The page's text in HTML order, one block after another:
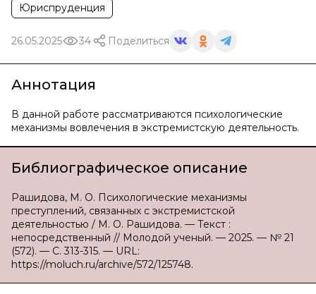
Юриспруденция
26.05.2025 34 Поделиться
Аннотация
В данной работе рассматриваются психологические
механизмы вовлечения в экстремистскую деятельность.
Библиографическое описание
Рашидова, М. О. Психологические механизмы
преступлений, связанных с экстремистской
деятельностью / М. О. Рашидова. — Текст :
непосредственный // Молодой ученый. — 2025. — № 21
(572). — С. 313-315. — URL:
https://moluch.ru/archive/572/125748.